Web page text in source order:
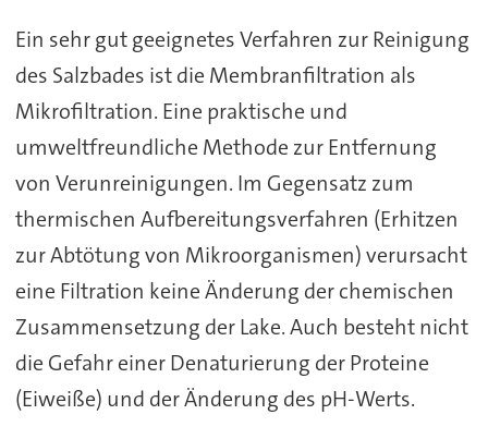
Ein sehr gut geeignetes Verfahren zur Reinigung
des Salzbades ist die Membranfiltration als
Mikrofiltration. Eine praktische und
umweltfreundliche Methode zur Entfernung
von Verunreinigungen. Im Gegensatz zum
thermischen Aufbereitungsverfahren (Erhitzen
zur Abtötung von Mikroorganismen) verursacht
eine Filtration keine Änderung der chemischen
Zusammensetzung der Lake. Auch besteht nicht
die Gefahr einer Denaturierung der Proteine
(Eiweiße) und der Änderung des pH-Werts.